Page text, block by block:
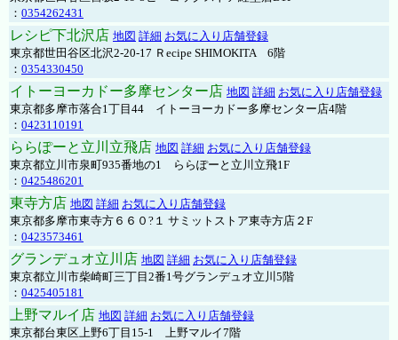
： 0354262431
レシピ下北沢店 地図 詳細 お気に入り店舗登録
東京都世田谷区北沢2-20-17 Ｒecipe SHIMOKITA 6階
： 0354330450
イトーヨーカドー多摩センター店 地図 詳細 お気に入り店舗登録
東京都多摩市落合1丁目44 イトーヨーカドー多摩センター店4階
： 0423110191
ららぽーと立川立飛店 地図 詳細 お気に入り店舗登録
東京都立川市泉町935番地の1 ららぽーと立川立飛1F
： 0425486201
東寺方店 地図 詳細 お気に入り店舗登録
東京都多摩市東寺方６６０?１ サミットストア東寺方店２F
： 0423573461
グランデュオ立川店 地図 詳細 お気に入り店舗登録
東京都立川市柴崎町三丁目2番1号グランデュオ立川5階
： 0425405181
上野マルイ店 地図 詳細 お気に入り店舗登録
東京都台東区上野6丁目15-1 上野マルイ7階